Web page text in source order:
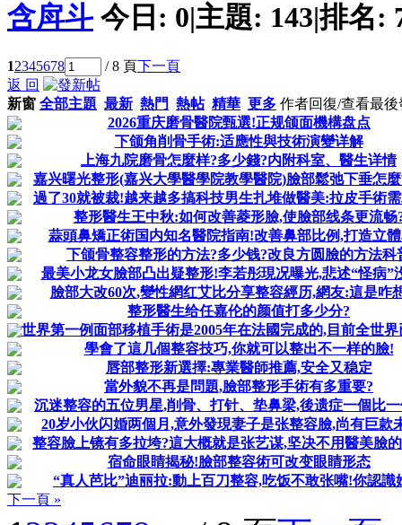
含戽斗 今日: 0|主題: 143|排名:
12345678 / 8 頁下一頁
返 回
新窗 全部主題 最新 熱門 熱帖 精華 更多 作者回復/查看最後
2026重庆磨骨醫院甄選!正规颌面機構盘点
下颌角削骨手術:适應性與技術演變详解
上海九院磨骨怎麼样?多少錢?内附科室、醫生详情
嘉兴曙光整形(嘉兴大學醫學院教學醫院)臉部鬆弛下垂怎
過了30就被裁!越来越多搞科技男生扎堆做醫美:拉皮手術
整形醫生王中秋:如何改善菱形臉,使臉部线条更流畅
蒜頭鼻矯正術国内知名醫院指南!改善鼻部比例,打造立
下颌骨整容整形的方法?多少钱?改良方圆臉的方法科
最美小龙女臉部凸出疑整形!李若彤現况曝光,悲述“怪病”
臉部大改60次,變性網红艾比分享整容經历,網友:這是咋
整形醫生给任嘉伦的颜值打多少分?
世界第一例面部移植手術是2005年在法國完成的,目前全世界
學會了這几個整容技巧,你就可以整出不一样的臉!
唇部整形新選擇:專業醫師推薦,安全又稳定
當外貌不再是問題,臉部整形手術有多重要?
沉迷整容的五位男星,削骨、打针、垫鼻梁,後遗症一個比
20岁小伙闪婚两個月,意外發現妻子是张整容臉,尚有巨款
整容臉上镜有多拉垮?這大概就是张艺谋,坚决不用醫美臉
宿命眼睛揭秘!臉部整容術可改变眼睛形态
“真人芭比”迪丽拉:動上百刀整容,吃饭不敢张嘴!你認識
下一頁 »